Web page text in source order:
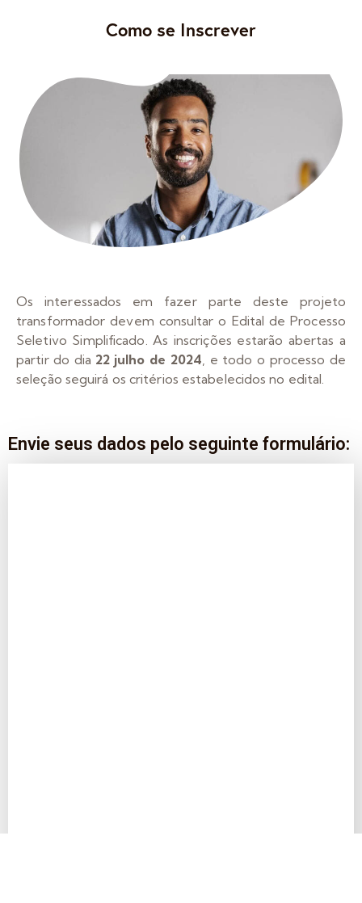
Como se Inscrever
Os interessados em fazer parte deste projeto
transformador devem consultar o Edital de Processo
Seletivo Simplificado. As inscrições estarão abertas a
partir do dia 22 julho de 2024, e todo o processo de
seleção seguirá os critérios estabelecidos no edital.
Envie seus dados pelo seguinte formulário: